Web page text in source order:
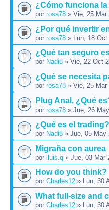
¿Cómo funciona
por rosa78 » Vie, 25 Mar
¿Por qué invertir
por rosa78 » Lun, 18
¿Qué tan seguro
por Nadi8 » Vie, 22 Oct
¿Qué se necesita
por rosa78 » Vie, 25 Mar
Plug Anal, ¿Qué
por rosa78 » Jue, 26
¿Qué es el trading?
por Nadi8 » Jue, 05 May
Migraña con aurea
por lluis.q » Jue, 03 Mar
How do you think?
por Charles12 » Lun, 30
What full-size and
por Charles12 » Lun, 30